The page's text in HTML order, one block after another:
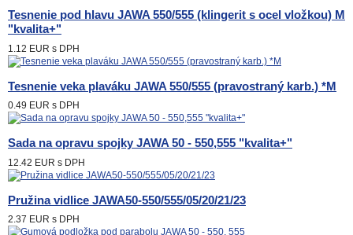
Tesnenie pod hlavu JAWA 550/555 (klingerit s ocel vložkou) M
"kvalita+"
1.12 EUR s DPH
Tesnenie veka plaváku JAWA 550/555 (pravostraný karb.) *M
0.49 EUR s DPH
Sada na opravu spojky JAWA 50 - 550,555 "kvalita+"
12.42 EUR s DPH
Pružina vidlice JAWA50-550/555/05/20/21/23
2.37 EUR s DPH